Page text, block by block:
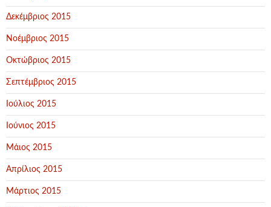
Δεκέμβριος 2015
Νοέμβριος 2015
Οκτώβριος 2015
Σεπτέμβριος 2015
Ιούλιος 2015
Ιούνιος 2015
Μάιος 2015
Απρίλιος 2015
Μάρτιος 2015